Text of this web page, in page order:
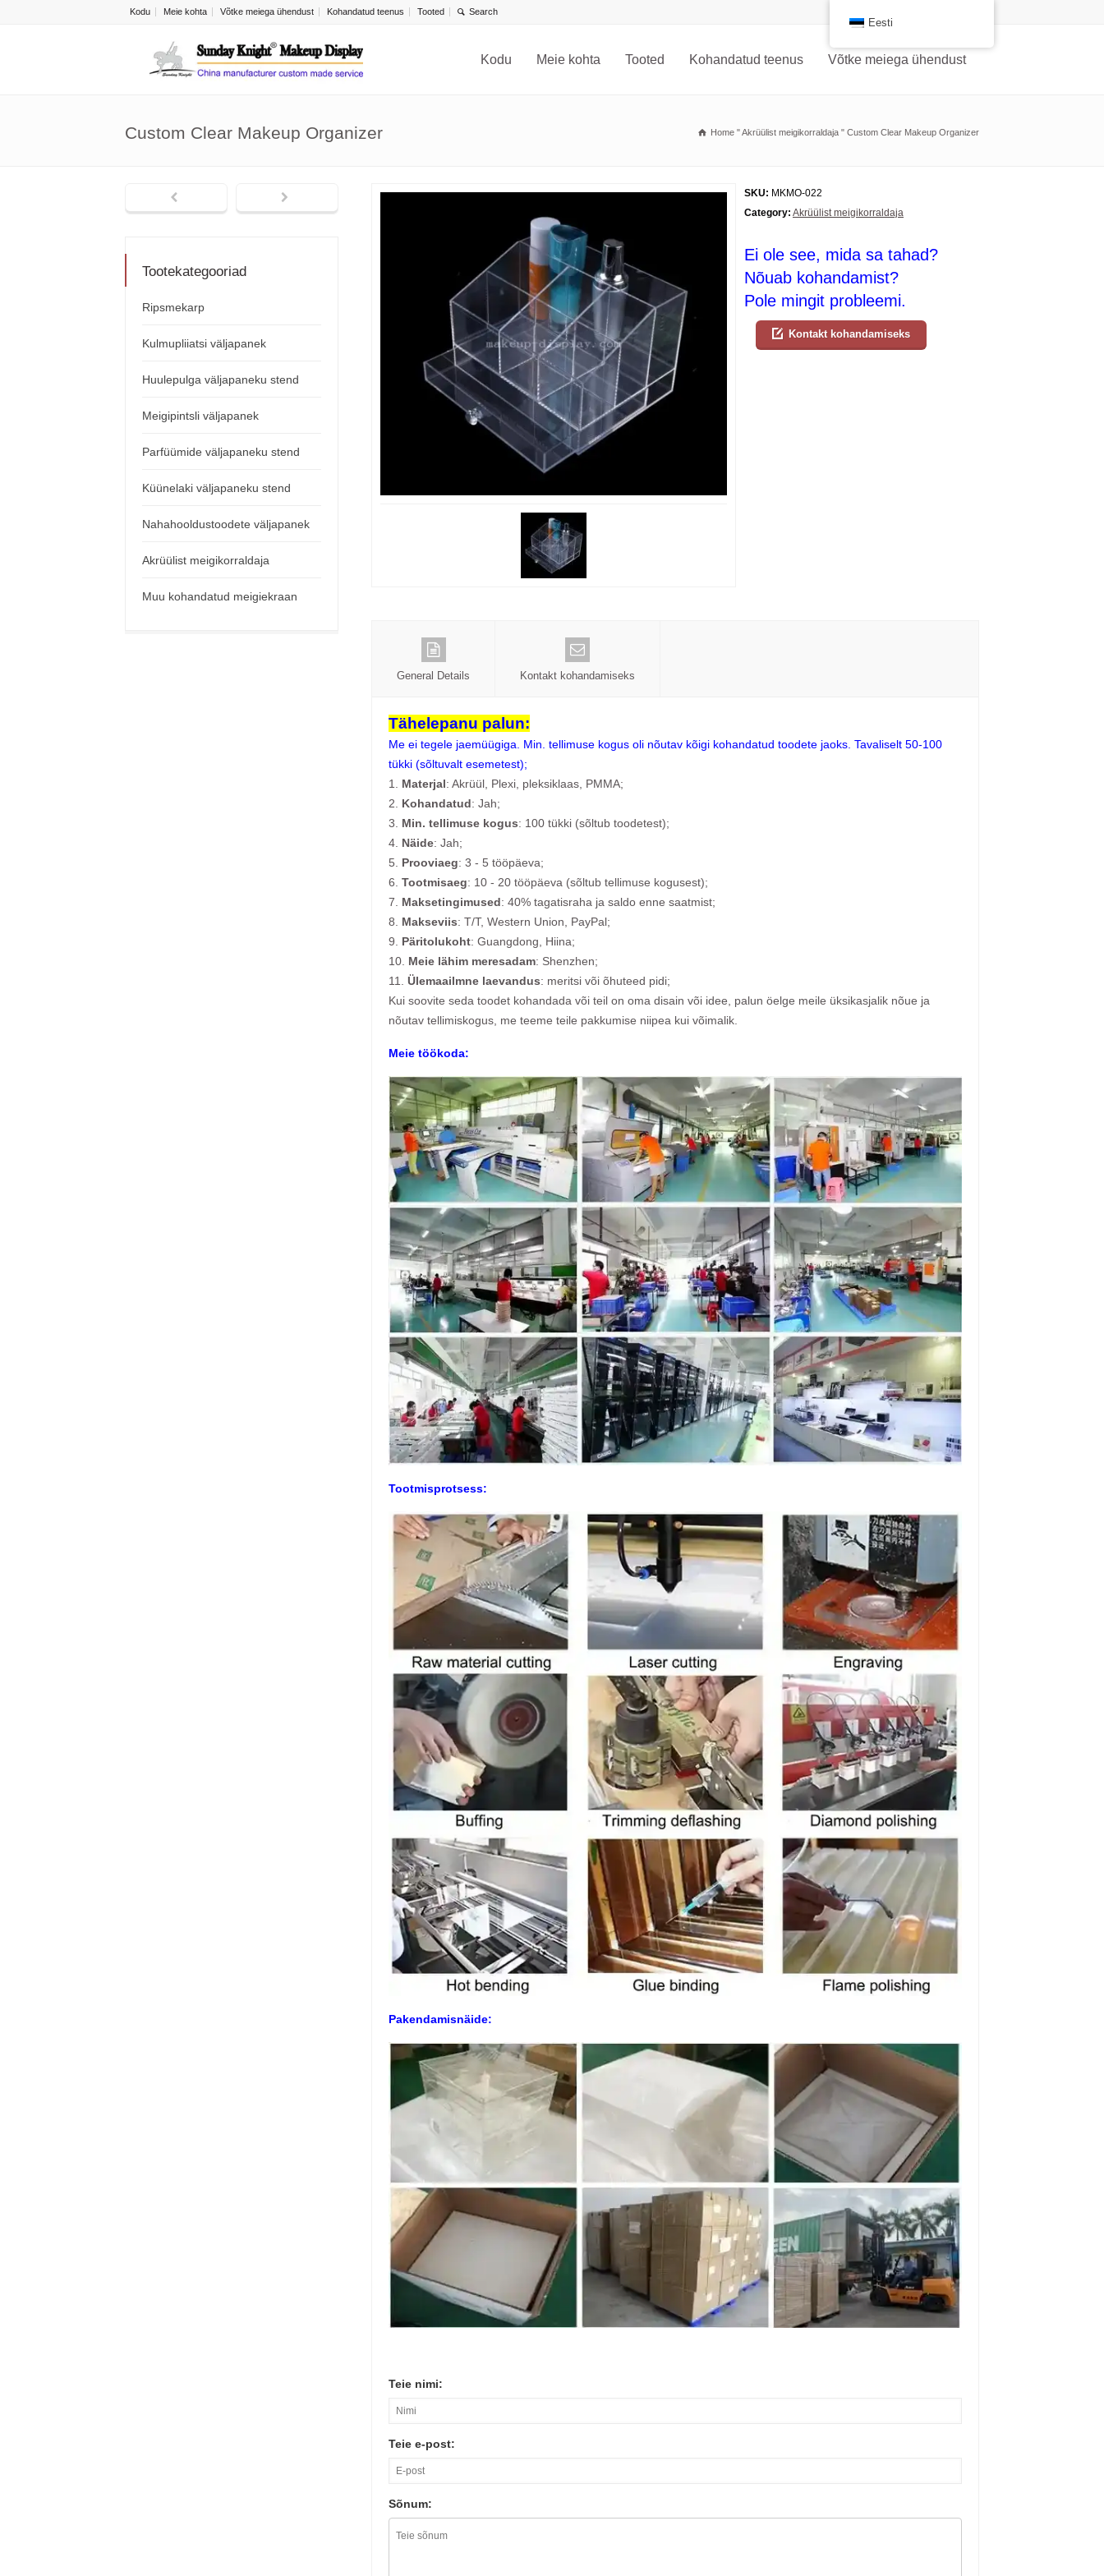
Kodu Meie kohta Võtke meiega ühendust Kohandatud teenus Tooted
Kodu Meie kohta Tooted Kohandatud teenus Võtke meiega ühendust
Custom Clear Makeup Organizer Home "Akrüülist meigikorraldaja " Custom Clear Makeup Organizer
SKU: MKMO-022
Category: Akrüülist meigikorraldaja
Ei ole see, mida sa tahad?
Nõuab kohandamist?
Pole mingit probleemi.
Kontakt kohandamiseks
General Details Kontakt kohandamiseks
Tähelepanu palun:
Me ei tegele jaemüügiga. Min. tellimuse kogus oli nõutav kõigi kohandatud toodete jaoks. Tavaliselt 50-100
tükki (sõltuvalt esemetest);
1. Materjal: Akrüül, Plexi, pleksiklaas, PMMA;
2. Kohandatud: Jah;
3. Min. tellimuse kogus: 100 tükki (sõltub toodetest);
4. Näide: Jah;
5. Prooviaeg: 3 - 5 tööpäeva;
6. Tootmisaeg: 10 - 20 tööpäeva (sõltub tellimuse kogusest);
7. Maksetingimused: 40% tagatisraha ja saldo enne saatmist;
8. Makseviis: T/T, Western Union, PayPal;
9. Päritolukoht: Guangdong, Hiina;
10. Meie lähim meresadam: Shenzhen;
11. Ülemaailmne laevandus: meritsi või õhuteed pidi;
Kui soovite seda toodet kohandada või teil on oma disain või idee, palun öelge meile üksikasjalik nõue ja
nõutav tellimiskogus, me teeme teile pakkumise niipea kui võimalik.
Meie töökoda:
Tootmisprotsess:
Pakendamisnäide:
Teie nimi:
Teie e-post:
Sõnum:
Tootekategooriad
Ripsmekarp
Kulmupliiatsi väljapanek
Huulepulga väljapaneku stend
Meigipintsli väljapanek
Parfüümide väljapaneku stend
Küünelaki väljapaneku stend
Nahahooldustoodete väljapanek
Akrüülist meigikorraldaja
Muu kohandatud meigiekraan
Eesti